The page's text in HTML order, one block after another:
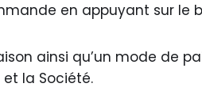
en appuyant sur le
ainsi qu’un mode de
la Société.